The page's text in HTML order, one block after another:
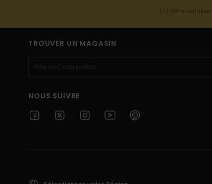
(*) Offre
TROUVER UN MAGASIN
NOUS SUIVRE